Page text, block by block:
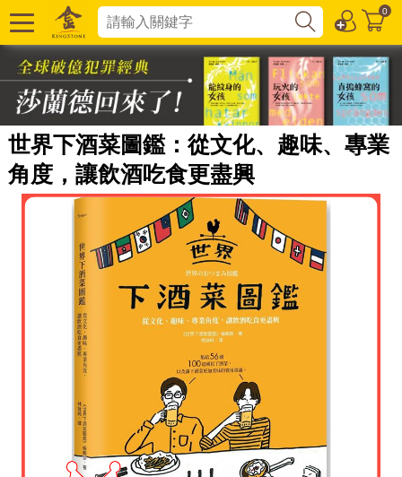
0
世界下酒菜圖鑑：從文化、趣味、專業
角度，讓飲酒吃食更盡興